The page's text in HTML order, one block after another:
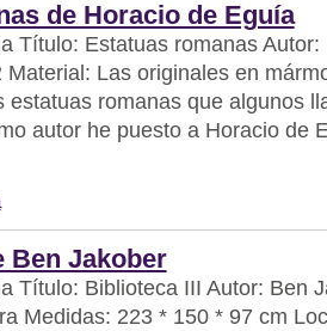
de Horacio de Eguía
Título: Estatuas romanas
Material: Las originales en
estatuas romanas que algunos
autor he puesto a Horacio de
Ben Jakober
Título: Biblioteca III Autor: Ben
Medidas: 223 * 150 * 97 cm